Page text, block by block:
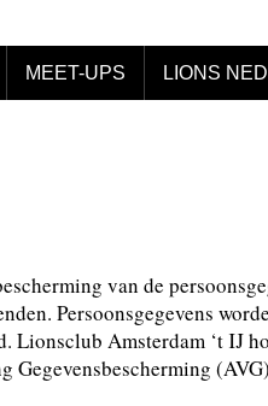
MEET-UPS LIONS
van de
Persoonsgegevens
Amsterdam ‘t IJ
Gegevensbescherming